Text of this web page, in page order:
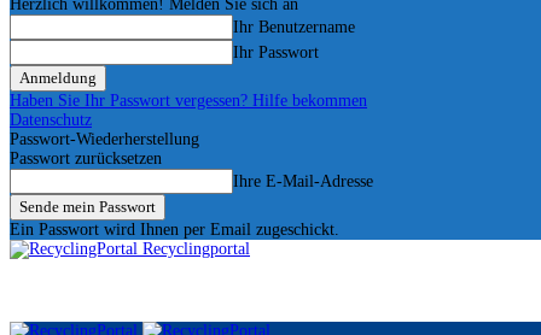
Herzlich willkommen! Melden Sie sich an
Ihr Benutzername
Ihr Passwort
Haben Sie Ihr Passwort vergessen? Hilfe bekommen
Datenschutz
Passwort-Wiederherstellung
Passwort zurücksetzen
Ihre E-Mail-Adresse
Ein Passwort wird Ihnen per Email zugeschickt.
Recyclingportal